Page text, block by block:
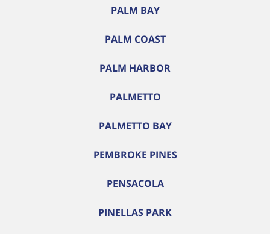
PALM BAY
PALM COAST
PALM HARBOR
PALMETTO
PALMETTO BAY
PEMBROKE PINES
PENSACOLA
PINELLAS PARK